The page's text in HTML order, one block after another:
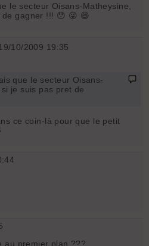
le secteur Oisans-Matheysine,
gagner !!! 😯 😜 😄
10/2009 19:35
que le secteur Oisans-
je suis pas pret de
ce coin-là pour que le petit
au premier plan ???